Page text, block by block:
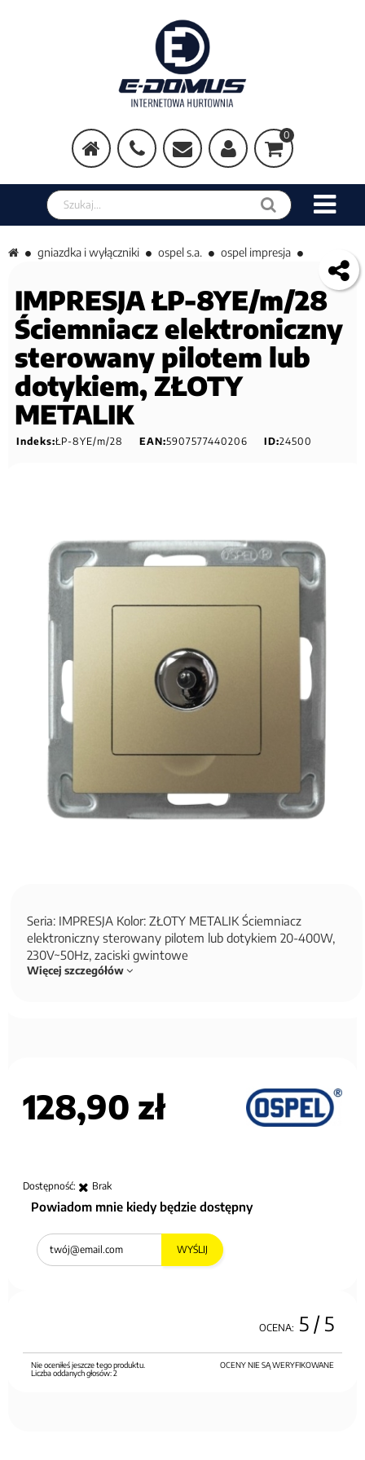
0
Szukaj w sklepie
gniazdka i wyłączniki ospel s.a. ospel impresja
IMPRESJA ŁP-8YE/m/28
Ściemniacz elektroniczny
sterowany pilotem lub
dotykiem, ZŁOTY
METALIK
Indeks:ŁP-8YE/m/28 EAN:5907577440206 ID:24500
Seria: IMPRESJA Kolor: ZŁOTY METALIK Ściemniacz
elektroniczny sterowany pilotem lub dotykiem 20-400W,
230V~50Hz, zaciski gwintowe
Więcej szczegółów
128,90 zł
Dostępność: Brak
Powiadom mnie kiedy będzie dostępny
WYŚLIJ
OCENA: 5 / 5
OCENY NIE SĄ WERYFIKOWANE
Nie oceniłeś jeszcze tego produktu.
Liczba oddanych głosów:2